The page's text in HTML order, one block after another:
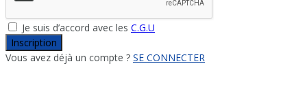
Je suis d’accord avec les C.G.U
Inscription
Vous avez déjà un compte ? SE CONNECTER